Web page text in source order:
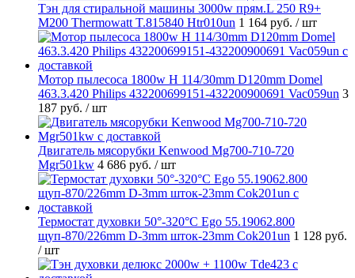
Тэн для стиральной машины 3000w прям.L 250 R9+
M200 Thermowatt T.815840 Htr010un 1 164 руб. / шт
Мотор пылесоса 1800w H 114/30mm D120mm Domel
463.3.420 Philips 432200699151-432200900691 Vac059un 3
187 руб. / шт
Двигатель мясорубки Kenwood Mg700-710-720
Mgr501kw 4 686 руб. / шт
Термостат духовки 50°-320°C Ego 55.19062.800
щуп-870/226mm D-3mm шток-23mm Cok201un 1 128 руб.
/ шт